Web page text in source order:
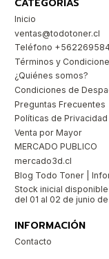
CATEGORÍAS
Inicio
ventas@todotoner.cl
Teléfono
Términos y
¿Quiénes somos?
Condiciones de
Preguntas Frecuentes
Políticas de Privacidad
Venta por Mayor
MERCADO PUBLICO
mercado3d.cl
Blog Todo Toner |
Stock inicial
del 01 al 02 de junio
INFORMACIÓN
Contacto